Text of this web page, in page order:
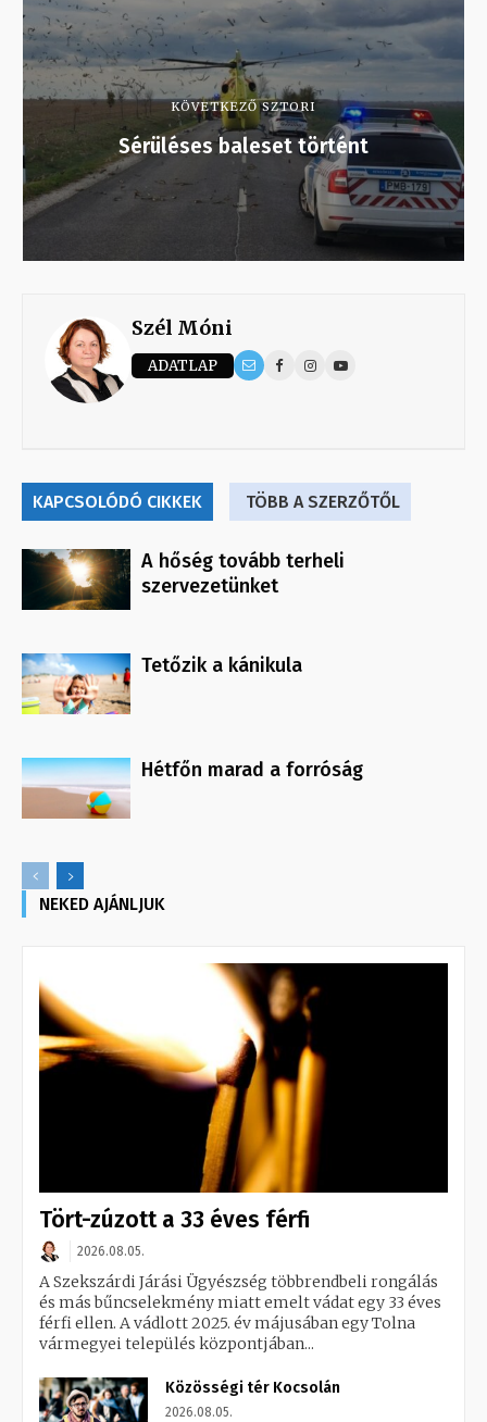
KÖVETKEZŐ SZTORI
Sérüléses baleset történt
Szél Móni
ADATLAP
KAPCSOLÓDÓ CIKKEK TÖBB A SZERZŐTŐL
A hőség tovább terheli
szervezetünket
Tetőzik a kánikula
Hétfőn marad a forróság
NEKED AJÁNLJUK
Tört-zúzott a 33 éves férfi
2026.08.05.
A Szekszárdi Járási Ügyészség többrendbeli rongálás
és más bűncselekmény miatt emelt vádat egy 33 éves
férfi ellen. A vádlott 2025. év májusában egy Tolna
vármegyei település központjában...
Közösségi tér Kocsolán
2026.08.05.